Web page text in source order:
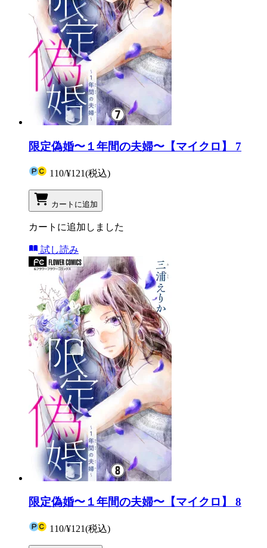
限定偽婚〜１年間の夫婦〜【マイクロ】 7
110/¥121(税込)
カートに追加
カートに追加しました
試し読み
限定偽婚〜１年間の夫婦〜【マイクロ】 8
110/¥121(税込)